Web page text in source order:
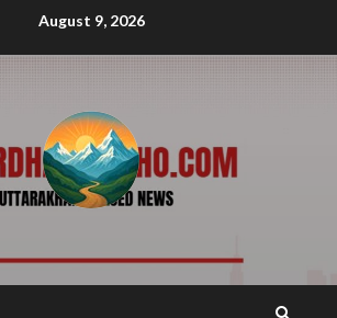
August 9, 2026